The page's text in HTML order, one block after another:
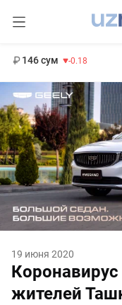
146 сум -0.18
19 июня 2020
жителей